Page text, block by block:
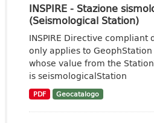
INSPIRE - Stazione
(Seismological Station)
INSPIRE Directive compliant
only applies to
whose value from the
is seismologicalStation
PDF Geocatalogo